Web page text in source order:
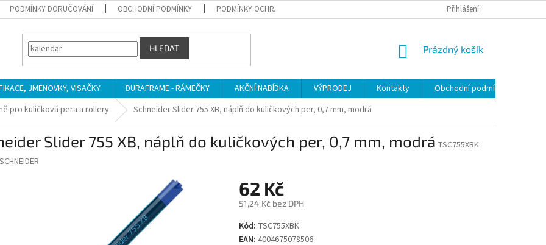
PODMÍNKY DORUČOVÁNÍ OBCHODNÍ PODMÍNKY PODMÍNKY OCHRANY OSOBNÍCH ÚDAJŮ Přihlášení
HLEDAT
NÁKUPNÍ
Prázdný košík
JMENOVKY, VISAČKY DURAFRAME - RÁMEČKY AKČNÍ NABÍDKA VÝPRODEJ Kontakty
Obchodní podmínky
pro kuličková pera a rollery Schneider Slider 755 XB, náplň do kuličkových per, 0,7 mm, modrá
Slider 755 XB, náplň do kuličkových per, 0,7 mm, modrá TSC755XBK
SCHNEIDER
62 Kč
51,24 Kč bez DPH
Měrná
cena:
Kód: TSC755XBK
EAN: 4004675078506